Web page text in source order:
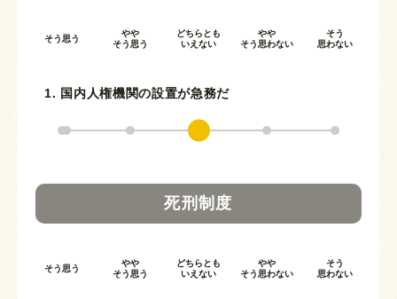
そう思う
やや
そう思う
どちらとも
いえない
やや
そう思わない
そう
思わない
1. 国内人権機関の設置が急務だ
死刑制度
そう思う
やや
そう思う
どちらとも
いえない
やや
そう思わない
そう
思わない